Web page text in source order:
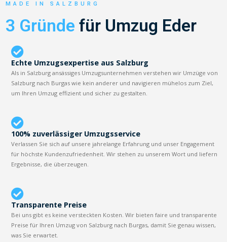
MADE IN SALZBURG
3 Gründe für Umzug Eder
Echte Umzugsexpertise aus Salzburg
Als in Salzburg ansässiges Umzugsunternehmen verstehen wir Umzüge von
Salzburg nach Burgas wie kein anderer und navigieren mühelos zum Ziel,
um Ihren Umzug effizient und sicher zu gestalten.
100% zuverlässiger Umzugsservice
Verlassen Sie sich auf unsere jahrelange Erfahrung und unser Engagement
für höchste Kundenzufriedenheit. Wir stehen zu unserem Wort und liefern
Ergebnisse, die überzeugen.
Transparente Preise
Bei uns gibt es keine versteckten Kosten. Wir bieten faire und transparente
Preise für Ihren Umzug von Salzburg nach Burgas, damit Sie genau wissen,
was Sie erwartet.